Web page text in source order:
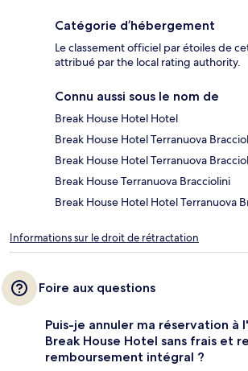
Catégorie d’hébergement
Le classement officiel par étoiles de
attribué par the local rating authority.
Connu aussi sous le nom de
Break House Hotel Hotel
Break House Hotel Terranuova
Break House Hotel Terranuova
Break House Terranuova Bracciolini
Break House Hotel Hotel Terranuova
Informations sur le droit de rétractation
Foire aux questions
Puis-je annuler ma réservation à
Break House Hotel sans frais et
remboursement intégral ?